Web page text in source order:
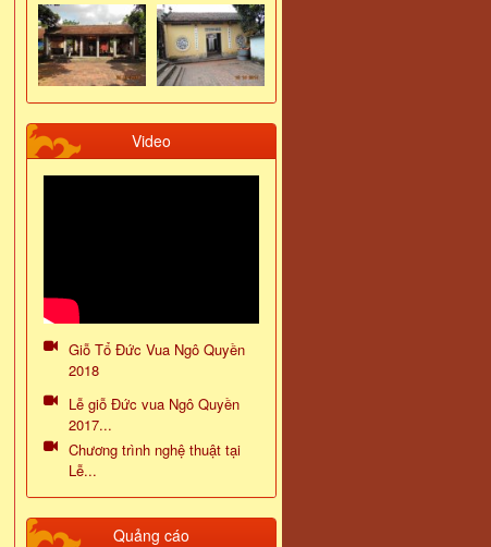
Video
Giỗ Tổ Đức Vua Ngô Quyền
2018
Lễ giỗ Đức vua Ngô Quyền
2017...
Chương trình nghệ thuật tại
Lễ...
Quảng cáo